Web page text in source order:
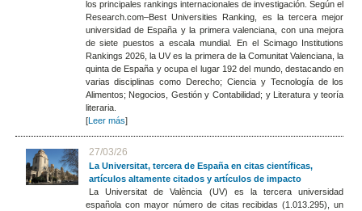
los principales rankings internacionales de investigación. Según el
Research.com–Best Universities Ranking, es la tercera mejor
universidad de España y la primera valenciana, con una mejora
de siete puestos a escala mundial. En el Scimago Institutions
Rankings 2026, la UV es la primera de la Comunitat Valenciana, la
quinta de España y ocupa el lugar 192 del mundo, destacando en
varias disciplinas como Derecho; Ciencia y Tecnología de los
Alimentos; Negocios, Gestión y Contabilidad; y Literatura y teoría
literaria.
[Leer más]
27/03/26
La Universitat, tercera de España en citas científicas,
artículos altamente citados y artículos de impacto
La Universitat de València (UV) es la tercera universidad
española con mayor número de citas recibidas (1.013.295), un